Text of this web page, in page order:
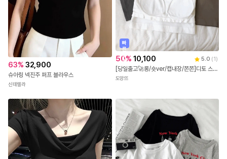
63% 32,900
슈아링 넥진주 퍼프 블라우스
신데렐라
빠
른
출
발
50% 10,100 5.0 (1 )
[당일출고🚀롱/숏ver/캡내장/쫀쫀]디토 스퀘어 슬림 크롭 이너 끈나시 캡내장 데일리 민소매 크롭탑
도앙뜨